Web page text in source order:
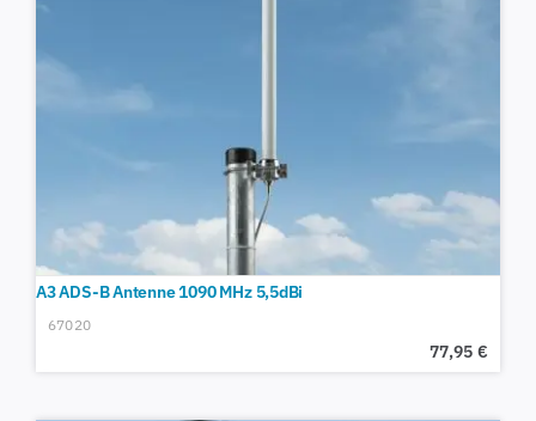
A3 ADS-B Antenne 1090 MHz 5,5dBi
67020
77,95 €